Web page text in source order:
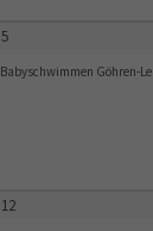
5
Babyschwimmen Göhren-
12